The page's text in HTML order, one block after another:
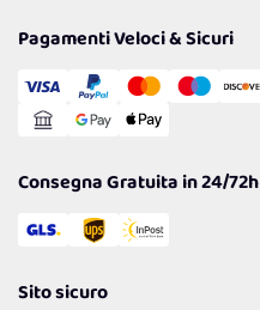
Cookie Policy
Gestisci Cookie
Reso Facile e Veloce
Pagamenti Veloci & Sicuri
Consegna Gratuita in 24/72h
Sito sicuro